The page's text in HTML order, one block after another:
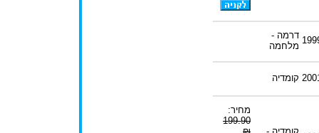
דרמה -
מלחמה
קומדיה
מחיר:
199.90